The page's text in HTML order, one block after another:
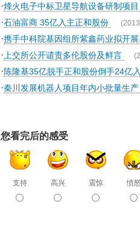
·烽火电子中标卫星导航设备研制项目
·石油富商 35亿入主正和股份
·携手中科院基因组所紫鑫药业拟开
· 上交所公开谴责多伦股份及鲜言
·陈隆基35亿脱手正和股份倒手24亿
·秦川发展机器人项目年内小批量生产
您看完后的感受
支持 高兴 震惊 愤怒